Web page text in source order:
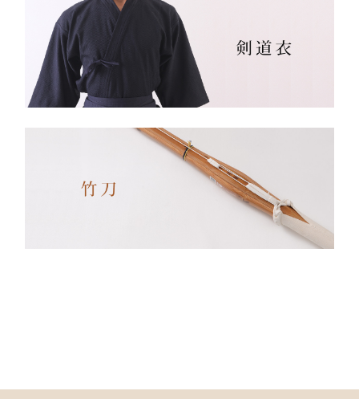
縫製は熊本の熟練縫製工場
で丁寧に仕立てられ、耐
久性と着心地を両立してい
ます。
日々の稽古・大会でも安心
本最古クラスの木綿生地。